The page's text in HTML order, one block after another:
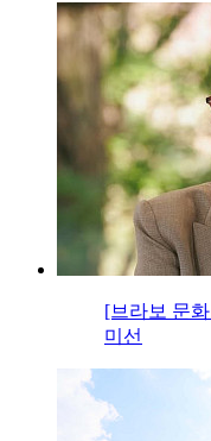
[브라보 문
미선